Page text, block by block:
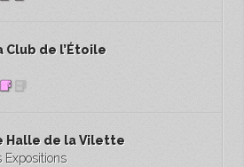
Club de l’Étoile
Halle de la Vilette
Expositions